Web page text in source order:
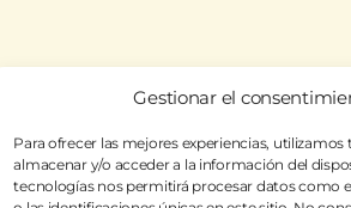
Gestionar el
Para ofrecer las mejores experiencias,
almacenar y/o acceder a la información del
tecnologías nos permitirá procesar datos como
varios a veces), de unos platos
diferentes para todo. Si en